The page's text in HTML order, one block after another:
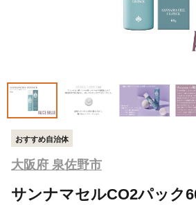
おすすめ自治体
大阪府 泉佐野市
サンナマセルCO2パック